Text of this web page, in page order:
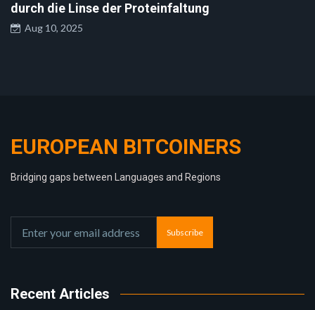
durch die Linse der Proteinfaltung
Aug 10, 2025
EUROPEAN BITCOINERS
Bridging gaps between Languages and Regions
Subscribe
Recent Articles